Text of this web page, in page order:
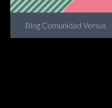
Blog Comunidad Versus